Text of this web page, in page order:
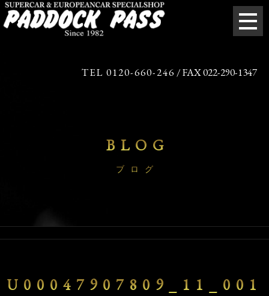
TEL 0120-660-246 / FAX 022-290-1347
BLOG
ブログ
U00047907809_11_001